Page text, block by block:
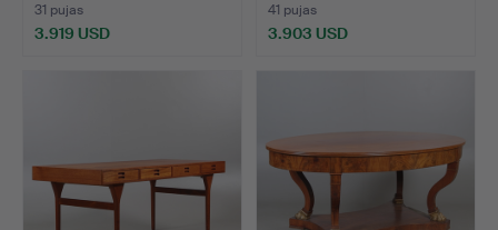
31 pujas
3.919 USD
41 pujas
3.903 USD